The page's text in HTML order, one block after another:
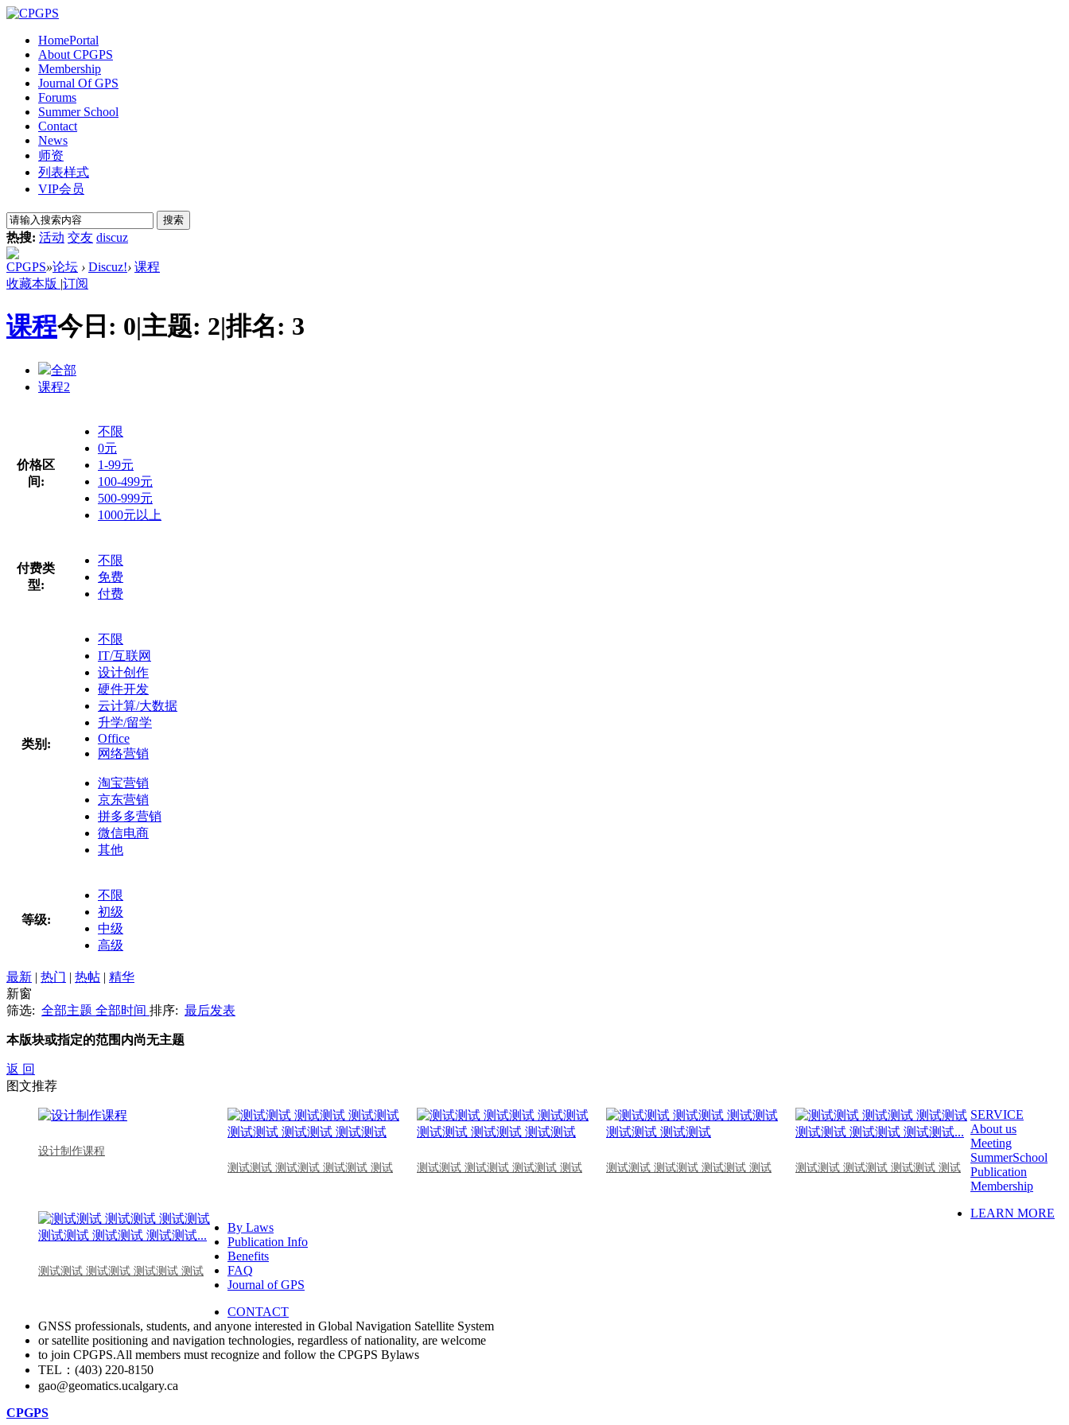
HomePortal
About CPGPS
Membership
Journal Of GPS
Forums
Summer School
Contact
News
师资
列表样式
VIP会员
搜索
热搜: 活动 交友 discuz
CPGPS»论坛 › Discuz!› 课程
收藏本版 |订阅
课程今日: 0|主题: 2|排名: 3
全部
课程2
价格区
间:
不限
0元
1-99元
100-499元
500-999元
1000元以上
付费类
型:
不限
免费
付费
类别:
不限
IT/互联网
设计创作
硬件开发
云计算/大数据
升学/留学
Office
网络营销
淘宝营销
京东营销
拼多多营销
微信电商
其他
等级:
不限
初级
中级
高级
最新 | 热门 | 热帖 | 精华
新窗
筛选: 全部主题 全部时间 排序: 最后发表
本版块或指定的范围内尚无主题
返 回
图文推荐
设计制作课程
测试测试 测试测试 测试测试 测试
测试测试 测试测试 测试测试 测试 测试测试 测试测试 测试测试 测试 测试测试 测试测试 测试测试 测试
测试测试 测试测试 测试测试 测试
SERVICE
About us
Meeting
SummerSchool
Publication
Membership
LEARN MORE
By Laws
Publication Info
Benefits
FAQ
Journal of GPS
CONTACT
GNSS professionals, students, and anyone interested in Global Navigation Satellite System
or satellite positioning and navigation technologies, regardless of nationality, are welcome
to join CPGPS.All members must recognize and follow the CPGPS Bylaws
TEL：(403) 220-8150
gao@geomatics.ucalgary.ca
CPGPS